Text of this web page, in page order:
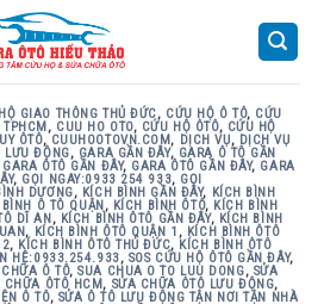
GIAO THÔNG THỦ ĐỨC, CỨU HỘ Ô TÔ, CỨU
TPHCM, CUU HO OTO, CỨU HỘ ÔTÔ, CỨU HỘ
ÔTÔ, CUUHOOTOVN.COM, DỊCH VỤ, DỊCH VỤ
LƯU ĐỘNG, GARA GẦN ĐÂY, GARA Ô TÔ GẦN
GARA ÔTÔ GẦN ĐÂY, GARA ÔTÔ GẦN ĐÂY, GARA
, GỌI NGAY:0933 254 933, GỌI
DƯƠNG, KÍCH BÌNH GẦN ĐÂY, KÍCH BÌNH
Ô TÔ QUẬN, KÍCH BÌNH ÔTÔ, KÍCH BÌNH
DĨ AN, KÍCH BÌNH ÔTÔ GẦN ĐÂY, KÍCH BÌNH
, KÍCH BÌNH ÔTÔ QUẬN 1 , KÍCH BÌNH ÔTÔ
2, KÍCH BÌNH ÔTÔ THỦ ĐỨC, KÍCH BÌNH ÔTÔ
HỆ:0933.254.933, SOS CỨU HỘ ÔTÔ GẦN ĐÂY,
Ô TÔ,SUA CHUA O TO LUU DONG, SỬA
CHỮA ÔTÔ HCM, SỬA CHỮA ÔTÔ LƯU ĐỘNG,
Ô TÔ, SỬA Ô TÔ LƯU ĐỘNG TẬN NƠI TẬN NHÀ